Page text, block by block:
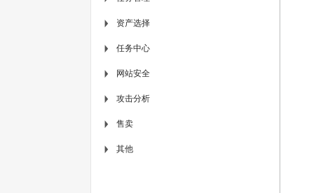
▶ 资产选择
▶ 任务中心
▶ 网站安全
▶ 攻击分析
▶ 售卖
▶ 其他